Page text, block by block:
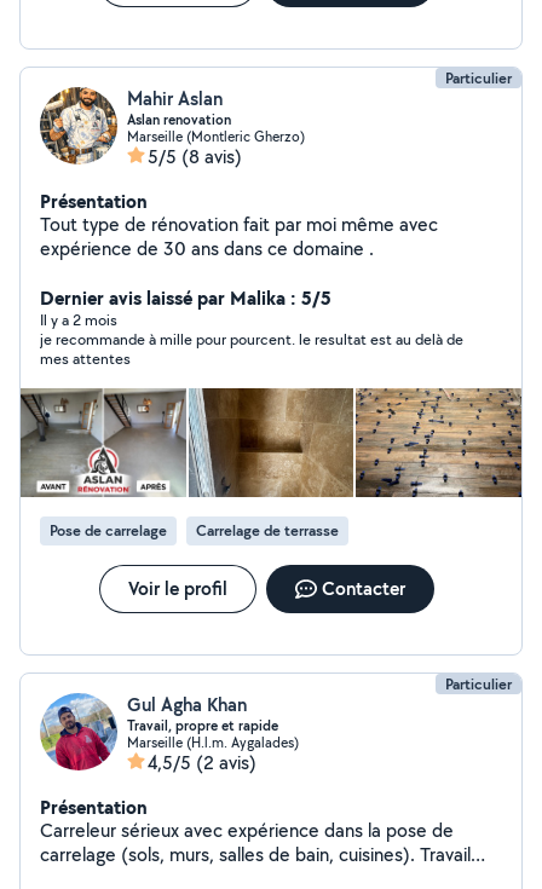
Particulier
Mahir Aslan
Aslan renovation
Marseille (Montleric Gherzo)
5/5 (8 avis)
Présentation
Tout type de rénovation fait par moi même avec
expérience de 30 ans dans ce domaine .
Dernier avis laissé par Malika : 5/5
Il y a 2 mois
je recommande à mille pour pourcent. le resultat est au delà de
mes attentes
Pose de carrelage Carrelage de terrasse
Voir le profil Contacter
Particulier
Gul Agha Khan
Travail, propre et rapide
Marseille (H.l.m. Aygalades)
4,5/5 (2 avis)
Présentation
Carreleur sérieux avec expérience dans la pose de
carrelage (sols, murs, salles de bain, cuisines). Travail